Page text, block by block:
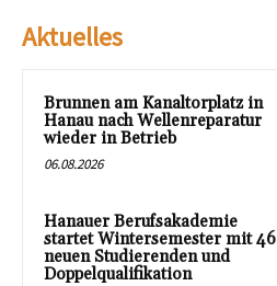
Aktuelles
Brunnen am Kanaltorplatz in
Hanau nach Wellenreparatur
wieder in Betrieb
06.08.2026
Hanauer Berufsakademie
startet Wintersemester mit 46
neuen Studierenden und
Doppelqualifikation